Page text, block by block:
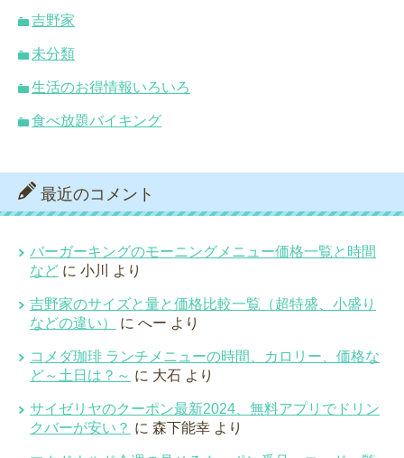
吉野家
未分類
生活のお得情報いろいろ
食べ放題バイキング
最近のコメント
バーガーキングのモーニングメニュー価格一覧と時間
など に 小川 より
吉野家のサイズと量と価格比較一覧（超特盛、小盛り
などの違い）
に へー より
コメダ珈琲 ランチメニューの時間、カロリー、価格な
ど～土日は？～ に 大石 より
サイゼリヤのクーポン最新2024、無料アプリでドリン
クバーが安い？ に 森下能幸 より